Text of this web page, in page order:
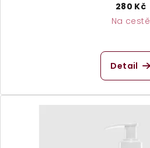
280 Kč
Na cestě
Detail